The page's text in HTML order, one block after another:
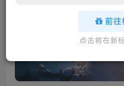
前往
点击将在新